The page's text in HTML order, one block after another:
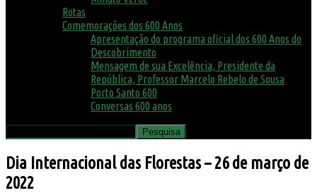
Rotas
Comemorações dos 600 Anos
Apresentação do programa oficial dos 600 Anos do
Descobrimento
Mensagem de sua Excelência, Presidente da
República, Professor Marcelo Rebelo de Sousa
Porto Santo 600
Conversas 600 anos
Dia Internacional das Florestas – 26 de março de
2022